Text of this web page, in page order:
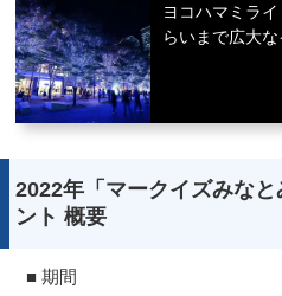
ヨコハマミラ
らいまで広大
2022年「マークイズみな
ント 概要
■ 期間